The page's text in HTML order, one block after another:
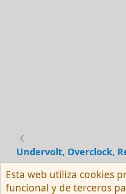
Español (Neutro) Tu
Esta web utiliza cookies
funcional y de terceros